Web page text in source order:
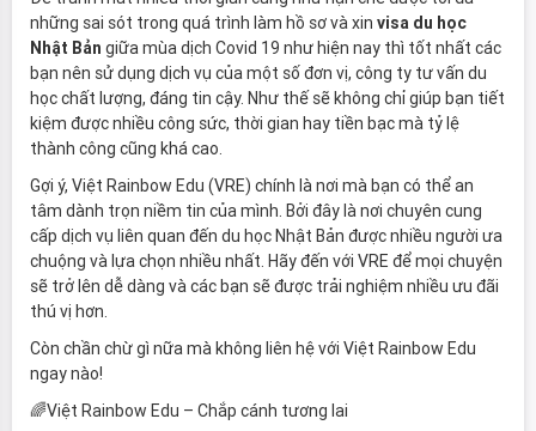
những sai sót trong quá trình làm hồ sơ và xin visa du học
Nhật Bản giữa mùa dịch Covid 19 như hiện nay thì tốt nhất các
bạn nên sử dụng dịch vụ của một số đơn vị, công ty tư vấn du
học chất lượng, đáng tin cậy. Như thế sẽ không chỉ giúp bạn tiết
kiệm được nhiều công sức, thời gian hay tiền bạc mà tỷ lệ
thành công cũng khá cao.
Gợi ý, Việt Rainbow Edu (VRE) chính là nơi mà bạn có thể an
tâm dành trọn niềm tin của mình. Bởi đây là nơi chuyên cung
cấp dịch vụ liên quan đến du học Nhật Bản được nhiều người ưa
chuộng và lựa chọn nhiều nhất. Hãy đến với VRE để mọi chuyện
sẽ trở lên dễ dàng và các bạn sẽ được trải nghiệm nhiều ưu đãi
thú vị hơn.
Còn chần chừ gì nữa mà không liên hệ với Việt Rainbow Edu
ngay nào!
🌈Việt Rainbow Edu – Chắp cánh tương lai